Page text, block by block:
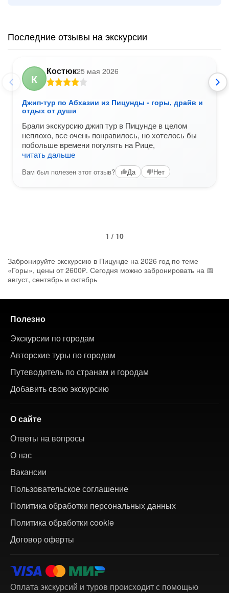
Последние отзывы на экскурсии
К
Костюк25 мая 2026
Джип-тур по Абхазии из Пицунды - горы, драйв и
отдых от души
Брали экскурсию джип тур в Пицунде в целом
неплохо, все очень понравилось, но хотелось бы
побольше времени погулять на Рице,
читать дальше
Вам был полезен этот отзыв? Да Нет
1 / 10
Забронируйте экскурсию в Пицунде на 2026 год по теме
«Горы», цены от 2600₽. Сегодня можно забронировать на 📅
август, сентябрь и октябрь
Полезно
Экскурсии по городам
Авторские туры по городам
Путеводитель по странам и городам
Добавить свою экскурсию
О сайте
Ответы на вопросы
О нас
Вакансии
Пользовательское соглашение
Политика обработки персональных данных
Политика обработки cookie
Договор оферты
Оплата экскурсий и туров происходит с помощью